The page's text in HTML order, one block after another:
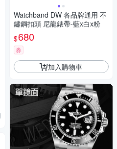
Watchband DW 各品牌通用 不
鏽鋼扣頭 尼龍錶帶-藍x白x粉
$680
券
加入購物車